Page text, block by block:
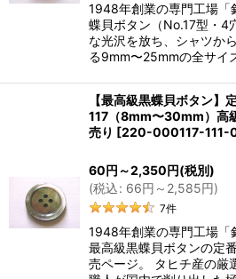
1948年創業の専門工場「
蝶貝ボタン（No.17型・4
な光沢を放ち、シャツか
る9mm〜25mmの全サイ
【最高級黒蝶貝ボタン】
117（8mm〜30mm）高
売り [220-000117-111-
60円 ～2,350円(税別)
(税込: 66円 ～2,585円)
7件
1948年創業の専門工場「
最高級黒蝶貝ボタンの定
売ページ。 タヒチ産の厳